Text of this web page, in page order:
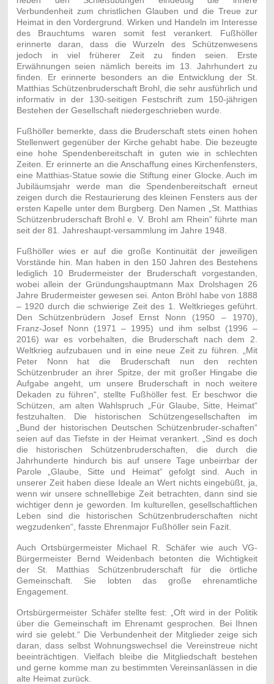
Verbundenheit zum christlichen Glauben und die Treue zur
Heimat in den Vordergrund. Wirken und Handeln im Interesse
des Brauchtums waren somit fest verankert. Fußhöller
erinnerte daran, dass die Wurzeln des Schützenwesens
jedoch in viel früherer Zeit zu finden seien. Erste
Erwähnungen seien nämlich bereits im 13. Jahrhundert zu
finden. Er erinnerte besonders an die Entwicklung der St.
Matthias Schützenbruderschaft Brohl, die sehr ausführlich und
informativ in der 130-seitigen Festschrift zum 150-jährigen
Bestehen der Gesellschaft niedergeschrieben wurde.
Fußhöller bemerkte, dass die Bruderschaft stets einen hohen
Stellenwert gegenüber der Kirche gehabt habe. Die bezeugte
eine hohe Spendenbereitschaft in guten wie in schlechten
Zeiten. Er erinnerte an die Anschaffung eines Kirchenfensters,
eine Matthias-Statue sowie die Stiftung einer Glocke. Auch im
Jubiläumsjahr werde man die Spendenbereitschaft erneut
zeigen durch die Restaurierung des kleinen Fensters aus der
ersten Kapelle unter dem Burgberg. Den Namen „St. Matthias
Schützenbruderschaft Brohl e. V. Brohl am Rhein“ führte man
seit der 81. Jahreshaupt-versammlung im Jahre 1948.
Fußhöller wies er auf die große Kontinuität der jeweiligen
Vorstände hin. Man haben in den 150 Jahren des Bestehens
lediglich 10 Brudermeister der Bruderschaft vorgestanden,
wobei allein der Gründungshauptmann Max Drolshagen 26
Jahre Brudermeister gewesen sei. Anton Bröhl habe von 1888
– 1920 durch die schwierige Zeit des 1. Weltkrieges geführt.
Den Schützenbrüdern Josef Ernst Nonn (1950 – 1970),
Franz-Josef Nonn (1971 – 1995) und ihm selbst (1996 –
2016) war es vorbehalten, die Bruderschaft nach dem 2.
Weltkrieg aufzubauen und in eine neue Zeit zu führen. „Mit
Peter Nonn hat die Bruderschaft nun den rechten
Schützenbruder an ihrer Spitze, der mit großer Hingabe die
Aufgabe angeht, um unsere Bruderschaft in noch weitere
Dekaden zu führen“, stellte Fußhöller fest. Er beschwor die
Schützen, am alten Wahlspruch „Für Glaube, Sitte, Heimat“
festzuhalten. Die historischen Schützengesellschaften im
„Bund der historischen Deutschen Schützenbruder-schaften“
seien auf das Tiefste in der Heimat verankert. „Sind es doch
die historischen Schützenbruderschaften, die durch die
Jahrhunderte hindurch bis auf unsere Tage unbeirrbar der
Parole „Glaube, Sitte und Heimat“ gefolgt sind. Auch in
unserer Zeit haben diese Ideale an Wert nichts eingebüßt, ja,
wenn wir unsere schnelllebige Zeit betrachten, dann sind sie
wichtiger denn je geworden. Im kulturellen, gesellschaftlichen
Leben sind die historischen Schützenbruderschaften nicht
wegzudenken“, fasste Ehrenmajor Fußhöller sein Fazit.
Auch Ortsbürgermeister Michael R. Schäfer wie auch VG-
Bürgermeister Bernd Weidenbach betonten die Wichtigkeit
der St. Matthias Schützenbruderschaft für die örtliche
Gemeinschaft. Sie lobten das große ehrenamtliche
Engagement.
Ortsbürgermeister Schäfer stellte fest: „Oft wird in der Politik
über die Gemeinschaft im Ehrenamt gesprochen. Bei Ihnen
wird sie gelebt.“ Die Verbundenheit der Mitglieder zeige sich
daran, dass selbst Wohnungswechsel die Vereinstreue nicht
beeinträchtigen. Vielfach bleibe die Mitgliedschaft bestehen
und gerne komme man zu bestimmten Vereinsanlässen in die
alte Heimat zurück.